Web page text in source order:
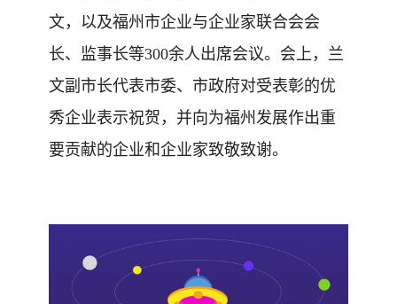
文，以及福州市企业与企业家联合会会
长、监事长等300余人出席会议。 会上，兰
文副市长代表市委、市政府对受表彰的优
秀企业表示祝贺，并向为福州发展作出重
要贡献的企业和企业家致敬致谢。